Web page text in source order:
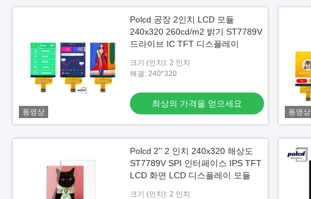
동영상
Polcd 공장 2인치 LCD 모듈
240x320 260cd/m2 밝기 ST7789V
드라이브 IC TFT 디스플레이
크기 (인치): 2 인치
해결: 240*320
최상의 가격을 얻으세요
동영상
Polcd 2'' 2 인치 240x320 해상도
ST7789V SPI 인터페이스 IPS TFT
LCD 화면 LCD 디스플레이 모듈
크기 (인치): 2 인치